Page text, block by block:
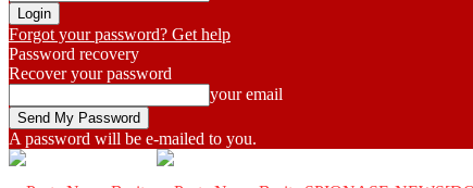
Forgot your password? Get help
Password recovery
Recover your password
your email
A password will be e-mailed to you.